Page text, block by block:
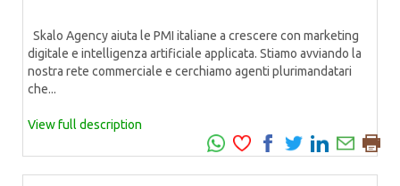
Skalo Agency aiuta le PMI italiane a crescere con marketing
digitale e intelligenza artificiale applicata. Stiamo avviando la
nostra rete commerciale e cerchiamo agenti plurimandatari
che...
View full description